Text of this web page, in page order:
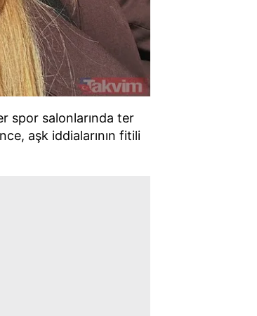
spor salonlarında ter
aşk iddialarının fitili